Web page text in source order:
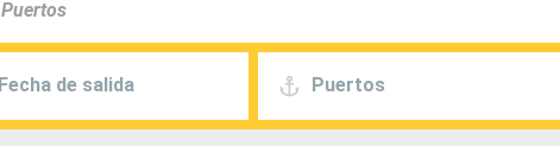
Fecha de salida Puertos